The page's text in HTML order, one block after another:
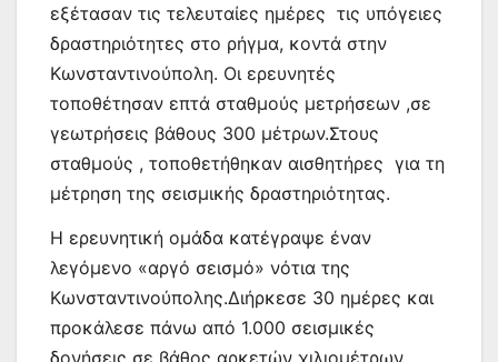
εξέτασαν τις τελευταίες ημέρες τις υπόγειες
δραστηριότητες στο ρήγμα, κοντά στην
Κωνσταντινούπολη. Οι ερευνητές
τοποθέτησαν επτά σταθμούς μετρήσεων ,σε
γεωτρήσεις βάθους 300 μέτρων.Στους
σταθμούς , τοποθετήθηκαν αισθητήρες για τη
μέτρηση της σεισμικής δραστηριότητας.
Η ερευνητική ομάδα κατέγραψε έναν
λεγόμενο «αργό σεισμό» νότια της
Κωνσταντινούπολης.Διήρκεσε 30 ημέρες και
προκάλεσε πάνω από 1.000 σεισμικές
δονήσεις σε βάθος αρκετών χιλιομέτρων.